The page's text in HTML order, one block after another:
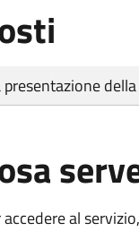
di pagamento
presentazione
accedere al